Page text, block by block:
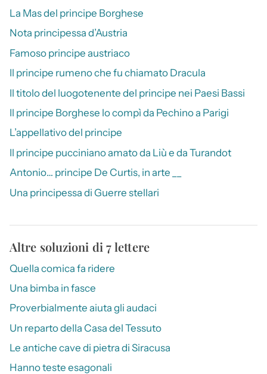
La Mas del principe Borghese
Nota principessa d’Austria
Famoso principe austriaco
Il principe rumeno che fu chiamato Dracula
Il titolo del luogotenente del principe nei Paesi Bassi
Il principe Borghese lo compì da Pechino a Parigi
L’appellativo del principe
Il principe pucciniano amato da Liù e da Turandot
Antonio… principe De Curtis, in arte __
Una principessa di Guerre stellari
Altre soluzioni di 7 lettere
Quella comica fa ridere
Una bimba in fasce
Proverbialmente aiuta gli audaci
Un reparto della Casa del Tessuto
Le antiche cave di pietra di Siracusa
Hanno teste esagonali